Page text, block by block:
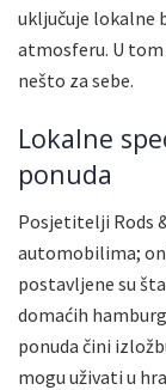
uključuje lokalne
atmosferu. U
nešto za sebe.
Lokalne
ponuda
Posjetitelji Rods
automobilima;
postavljene su
domaćih
ponuda čini
mogu uživati u